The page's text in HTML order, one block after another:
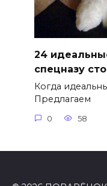
24
спецназу
Когда
Предлагаем
0 58